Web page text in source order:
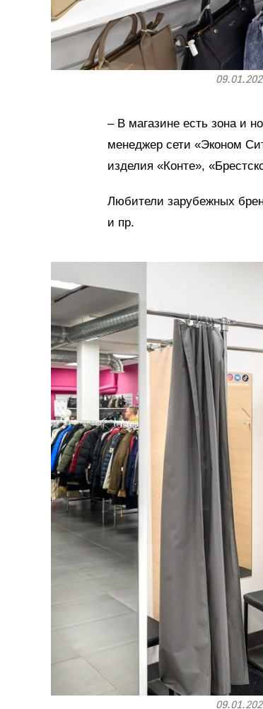
– В магазине есть зона и
менеджер сети «Эконом
изделия «Контe»,
Любители зарубежных
и пр.